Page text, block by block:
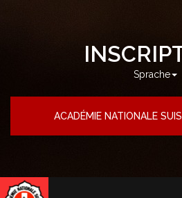
Sprache
ACADÉMIE NATIONALE